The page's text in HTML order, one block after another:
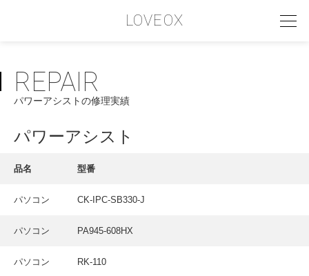
LOVEOX
PHILOSOPHY
フィロソフィー
COMPANY PROFILE
INTERVIEW
お客様インタビュー
REPAIR
パワーアシストの修理実績
パワーアシスト
品名 型番
パソコン CK-IPC-SB330-J
パソコン PA945-608HX
パソコン RK-110